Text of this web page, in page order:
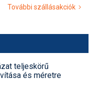
További szállásakciók
teljeskörű
és méretre